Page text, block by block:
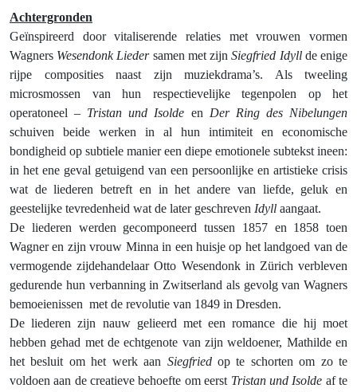
Achtergronden
Geïnspireerd door vitaliserende relaties met vrouwen vormen
Wagners Wesendonk Liedersamen met zijnSiegfried Idyllde enige
rijpe composities naast zijn muziekdrama’s. Als tweeling
microsmossen van hun respectievelijke tegenpolen op het
operatoneel – Tristan und Isolde en Der Ring des Nibelungen
schuiven beide werken in al hun intimiteit en economische
bondigheid op subtiele manier een diepe emotionele subtekst ineen:
in het ene geval getuigend van een persoonlijke en artistieke crisis
wat de liederen betreft en in het andere van liefde, geluk en
geestelijke tevredenheid wat de later geschreven Idyll aangaat.
De liederen werden gecomponeerd tussen 1857 en 1858 toen
Wagner en zijn vrouw Minna in een huisje op het landgoed van de
vermogende zijdehandelaar Otto Wesendonk in Zürich verbleven
gedurende hun verbanning in Zwitserland als gevolg van Wagners
bemoeienissen met de revolutie van 1849 in Dresden.
De liederen zijn nauw gelieerd met een romance die hij moet
hebben gehad met de echtgenote van zijn weldoener, Mathilde en
het besluit om het werk aan Siegfriedop te schorten om zo te
voldoen aan de creatieve behoefte om eerst Tristan und Isolde af te